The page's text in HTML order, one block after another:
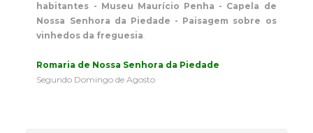
habitantes - Museu Maurício Penha - Capela de
Nossa Senhora da Piedade - Paisagem sobre os
vinhedos da freguesia.
Romaria de Nossa Senhora da Piedade
Segundo Domingo de Agosto